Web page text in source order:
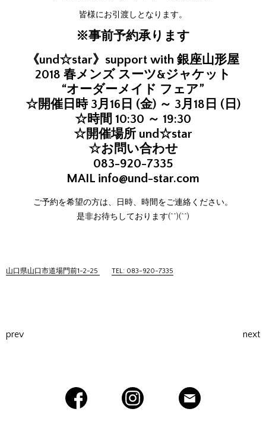
皆様にお引渡しとなります。
※事前予約承ります
《und☆star》support with 銀座山形屋
2018 春メンズ スーツ&ジャケット
“オーダーメイド フェア”
☆開催日時 3月16日 (金) ～ 3月18日 (日)
☆時間 10:30 ～ 19:30
☆開催場所 und☆star
☆お問い合わせ
083-920-7335
MAIL info@und-star.com
ご予約を希望の方は、日時、時間をご連絡ください。
是非お待ちしております(^^)(^^)
山口県山口市道場門前1-2-25 TEL: 083-920-7335
prev next